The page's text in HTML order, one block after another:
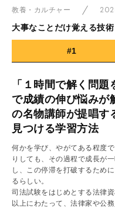
教養・カルチャー
大事なことだけ覚える技術
#1
「１時間で解く問
で成績の伸び悩み
の名物講師が提唱す
見つける学習方法
何かを学び、やがてある程度
りしても、その過程で成長が
し、この停滞を打破するため
るらしい。
司法試験をはじめとする法律
以上にわたって、法律家や公